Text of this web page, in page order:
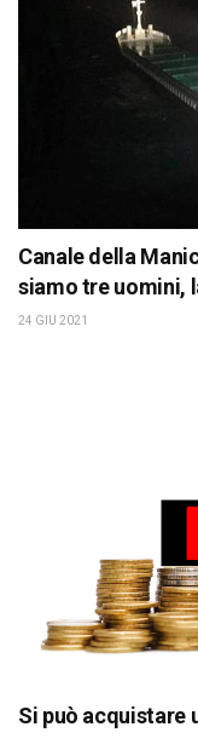
Canale della
siamo tre uomini,
24 GIU 2021
Si può acquistare